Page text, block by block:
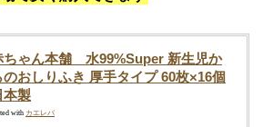
ちゃん本舗 水99%Super 新生児か
のおしりふき 厚手タイプ 60枚×16個
本製
with カエレバ